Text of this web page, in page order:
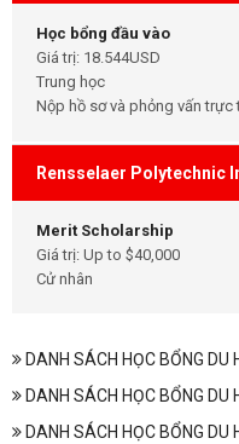
Học bổng đầu vào
Giá trị: 18.544USD
Trung học
Nộp hồ sơ và phỏng vấn trực
Rensselaer Polytechnic
Merit Scholarship
Giá trị: Up to $40,000
Cử nhân
DANH SÁCH HỌC BỔNG DU
DANH SÁCH HỌC BỔNG DU
DANH SÁCH HỌC BỔNG DU